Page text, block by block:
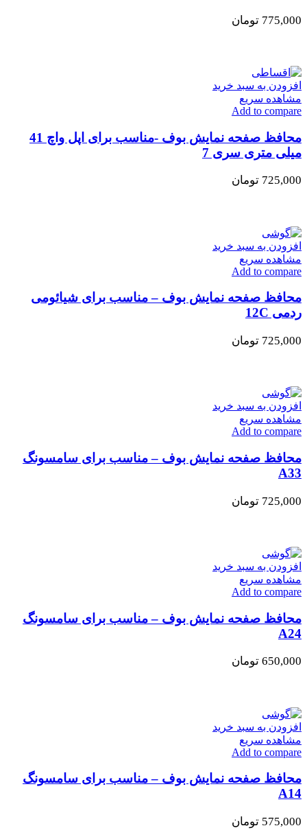
775,000 تومان
افزودن به سبد خرید
مشاهده سریع
Add to compare
محافظ صفحه نمایش بوف -مناسب برای اپل واچ 41
میلی متری سری 7
725,000 تومان
افزودن به سبد خرید
مشاهده سریع
Add to compare
محافظ صفحه نمایش بوف – مناسب برای شیائومی
ردمی 12C
725,000 تومان
افزودن به سبد خرید
مشاهده سریع
Add to compare
محافظ صفحه نمایش بوف – مناسب برای سامسونگ
A33
725,000 تومان
افزودن به سبد خرید
مشاهده سریع
Add to compare
محافظ صفحه نمایش بوف – مناسب برای سامسونگ
A24
650,000 تومان
افزودن به سبد خرید
مشاهده سریع
Add to compare
محافظ صفحه نمایش بوف – مناسب برای سامسونگ
A14
575,000 تومان